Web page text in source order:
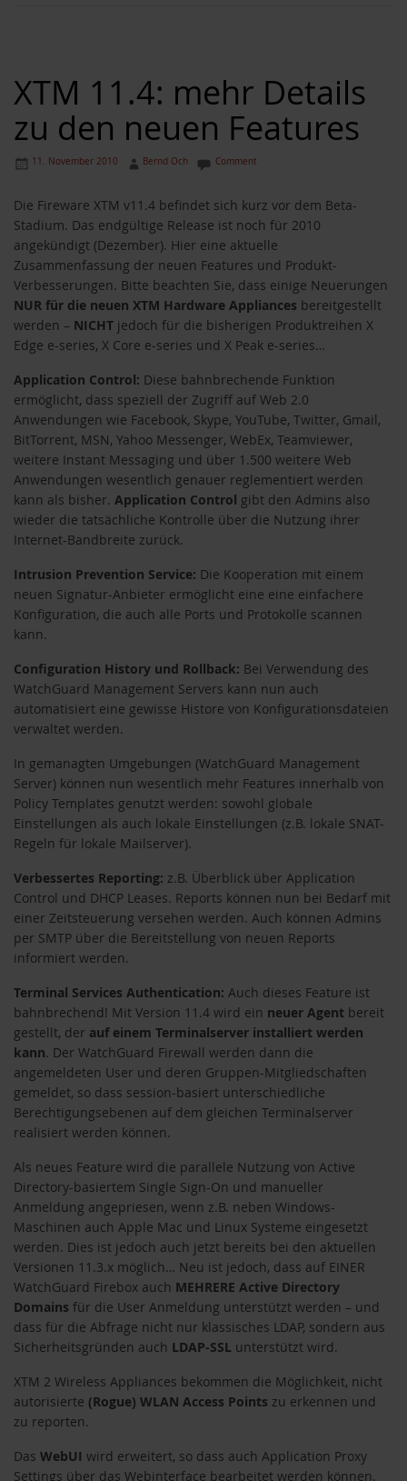
XTM 11.4: mehr Details
zu den neuen Features
11. November 2010 Bernd Och Comment
Die Fireware XTM v11.4 befindet sich kurz vor dem Beta-
Stadium. Das endgültige Release ist noch für 2010
angekündigt (Dezember). Hier eine aktuelle
Zusammenfassung der neuen Features und Produkt-
Verbesserungen. Bitte beachten Sie, dass einige Neuerungen
NUR für die neuen XTM Hardware Appliances bereitgestellt
werden – NICHT jedoch für die bisherigen Produktreihen X
Edge e-series, X Core e-series und X Peak e-series…
Application Control: Diese bahnbrechende Funktion
ermöglicht, dass speziell der Zugriff auf Web 2.0
Anwendungen wie Facebook, Skype, YouTube, Twitter, Gmail,
BitTorrent, MSN, Yahoo Messenger, WebEx, Teamviewer,
weitere Instant Messaging und über 1.500 weitere Web
Anwendungen wesentlich genauer reglementiert werden
kann als bisher. Application Control gibt den Admins also
wieder die tatsächliche Kontrolle über die Nutzung ihrer
Internet-Bandbreite zurück.
Intrusion Prevention Service: Die Kooperation mit einem
neuen Signatur-Anbieter ermöglicht eine eine einfachere
Konfiguration, die auch alle Ports und Protokolle scannen
kann.
Configuration History und Rollback: Bei Verwendung des
WatchGuard Management Servers kann nun auch
automatisiert eine gewisse Histore von Konfigurationsdateien
verwaltet werden.
In gemanagten Umgebungen (WatchGuard Management
Server) können nun wesentlich mehr Features innerhalb von
Policy Templates genutzt werden: sowohl globale
Einstellungen als auch lokale Einstellungen (z.B. lokale SNAT-
Regeln für lokale Mailserver).
Verbessertes Reporting: z.B. Überblick über Application
Control und DHCP Leases. Reports können nun bei Bedarf mit
einer Zeitsteuerung versehen werden. Auch können Admins
per SMTP über die Bereitstellung von neuen Reports
informiert werden.
Terminal Services Authentication: Auch dieses Feature ist
bahnbrechend! Mit Version 11.4 wird ein neuer Agent bereit
gestellt, der auf einem Terminalserver installiert werden
kann. Der WatchGuard Firewall werden dann die
angemeldeten User und deren Gruppen-Mitgliedschaften
gemeldet, so dass session-basiert unterschiedliche
Berechtigungsebenen auf dem gleichen Terminalserver
realisiert werden können.
Als neues Feature wird die parallele Nutzung von Active
Directory-basiertem Single Sign-On und manueller
Anmeldung angepriesen, wenn z.B. neben Windows-
Maschinen auch Apple Mac und Linux Systeme eingesetzt
werden. Dies ist jedoch auch jetzt bereits bei den aktuellen
Versionen 11.3.x möglich… Neu ist jedoch, dass auf EINER
WatchGuard Firebox auch MEHRERE Active Directory
Domains für die User Anmeldung unterstützt werden – und
dass für die Abfrage nicht nur klassisches LDAP, sondern aus
Sicherheitsgründen auch LDAP-SSL unterstützt wird.
XTM 2 Wireless Appliances bekommen die Möglichkeit, nicht
autorisierte (Rogue) WLAN Access Points zu erkennen und
zu reporten.
Das WebUI wird erweitert, so dass auch Application Proxy
Settings über das Webinterface bearbeitet werden können.